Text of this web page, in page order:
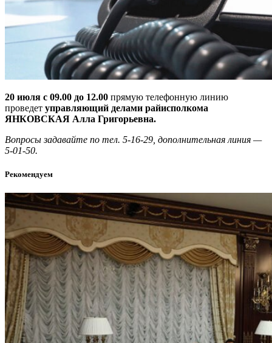
20 июля с 09.00 до 12.00 прямую телефонную линию
проведет управляющий делами райисполкома
ЯНКОВСКАЯ Алла Григорьевна.
Вопросы задавайте по тел. 5-16-29, дополнительная линия —
5-01-50.
Рекомендуем